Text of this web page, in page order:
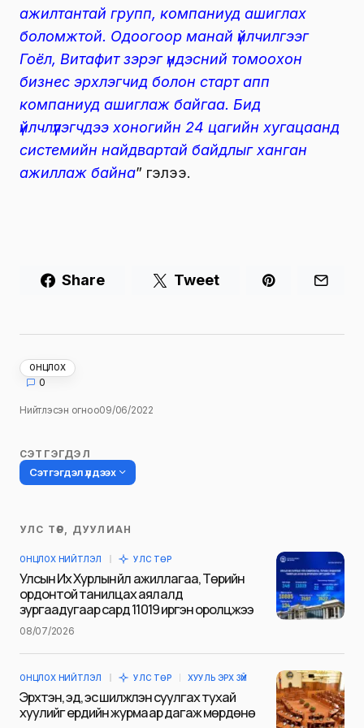
ажилтантай групп, компаниуд ашиглах
боломжтой. Одоогоор манай үйлчилгээг
Гоёл, Витафит зэрэг үндэсний томоохон
бизнес эрхлэгчид болон старт апп
компаниуд ашиглаж байгаа. Бид
үйлчлүүлэгчдээ хоногийн 24 цагийн хугацаанд
системийн найдвартай байдлыг ханган
ажиллаж байна” гэлээ.
Share Tweet
ОНЦЛОХ
0
Нийтлэсэн огноо09/06/2022
СЭТГЭГДЭЛ
Сэтгэгдэл үлдээх
Таны имэйл хаягийг нийтлэхгүй.
тэмдэглэсэн
Name
УЛС ТӨР, ДУУЛИАН
ОНЦЛОХ НИЙТЛЭЛ УЛС ТӨР
Улсын Их Хурлын үйл ажиллагаа, Төрийн
ордонтой танилцах аялалд
зургаадугаар сард 11019 иргэн оролцжээ
08/07/2026
ОНЦЛОХ НИЙТЛЭЛ УЛС ТӨР ХУУЛЬ ЭРХ ЗҮЙ
Эрхтэн, эд, эс шилжүүлэн суулгах тухай
хуулийг ердийн журмаар дагаж мөрдөнө